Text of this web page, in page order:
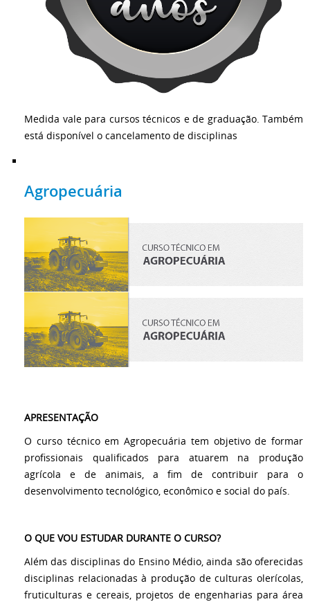
Medida vale para cursos técnicos e de graduação. Também
está disponível o cancelamento de disciplinas
Agropecuária
APRESENTAÇÃO
O curso técnico em Agropecuária tem objetivo de formar
profissionais qualificados para atuarem na produção
agrícola e de animais, a fim de contribuir para o
desenvolvimento tecnológico, econômico e social do país.
O QUE VOU ESTUDAR DURANTE O CURSO?
Além das disciplinas do Ensino Médio, ainda são oferecidas
disciplinas relacionadas à produção de culturas olerícolas,
fruticulturas e cereais, projetos de engenharias para área